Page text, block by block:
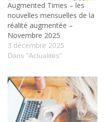
Augmented Times – les
nouvelles mensuelles de la
réalité augmentée –
Novembre 2025
3 décembre 2025
Dans "Actualités"